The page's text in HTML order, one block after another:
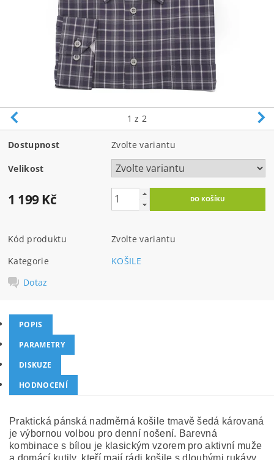
1 z 2
Dostupnost Zvolte variantu
Velikost
1 199 Kč
Kód produktu
Zvolte variantu
Kategorie
KOŠILE
Dotaz
POPIS
PARAMETRY
DISKUZE
HODNOCENÍ
Praktická pánská nadměrná košile tmavě šedá károvaná
je výbornou volbou pro denní nošení. Barevná
kombinace s bílou je klasickým vzorem pro aktivní muže
a domácí kutily, kteří mají rádi košile s dlouhými rukávy.